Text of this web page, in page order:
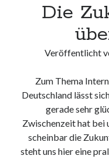
Minecraft-Server
25. November 2018
Leben 2.0 Reloaded (?)
18. November 2018
icinga critical/config: Error:
1. April 2018
Winterhüttentour 2018
Neueste Kommentare
Die
Veröffentlicht
Zum Thema
Deutschland lässt
gerade sehr
Zwischenzeit hat bei
scheinbar die
steht uns hier eine